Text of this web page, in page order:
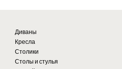
Диваны
Кресла
Столики
Столы и стулья